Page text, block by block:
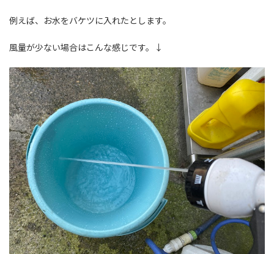
例えば、お水をバケツに入れたとします。
風量が少ない場合はこんな感じです。↓